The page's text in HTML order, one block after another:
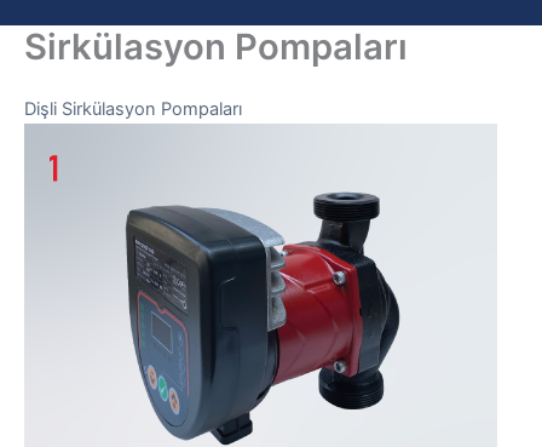
Sirkülasyon Pompaları
Dişli Sirkülasyon Pompaları